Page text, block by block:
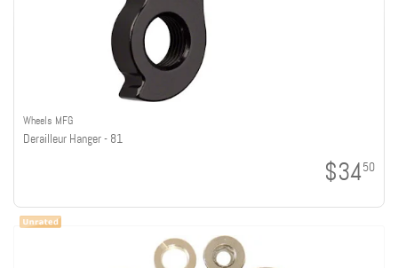
Wheels MFG
Derailleur Hanger - 81
$3450